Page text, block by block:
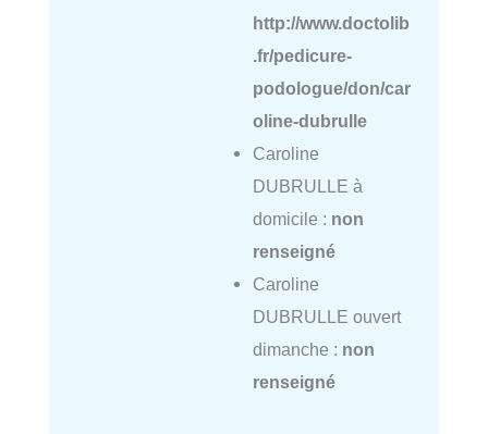
http://www.doctolib
.fr/pedicure-
podologue/don/car
oline-dubrulle
Caroline
DUBRULLE à
domicile : non
renseigné
Caroline
DUBRULLE ouvert
dimanche : non
renseigné